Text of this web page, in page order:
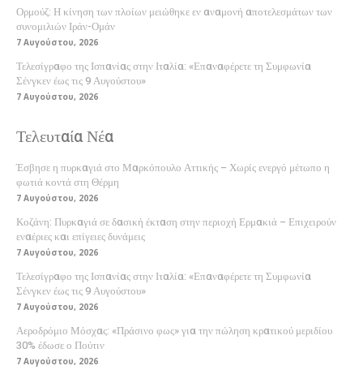
Ορμούζ: Η κίνηση των πλοίων μειώθηκε εν αναμονή αποτελεσμάτων των
συνομιλιών Ιράν-Ομάν
7 Αυγούστου, 2026
Τελεσίγραφο της Ισπανίας στην Ιταλία: «Επαναφέρετε τη Συμφωνία
Σένγκεν έως τις 9 Αυγούστου»
7 Αυγούστου, 2026
Τελευταία Νέα
Έσβησε η πυρκαγιά στο Μαρκόπουλο Αττικής – Χωρίς ενεργό μέτωπο η
φωτιά κοντά στη Θέρμη
7 Αυγούστου, 2026
Κοζάνη: Πυρκαγιά σε δασική έκταση στην περιοχή Ερμακιά – Επιχειρούν
εναέριες και επίγειες δυνάμεις
7 Αυγούστου, 2026
Τελεσίγραφο της Ισπανίας στην Ιταλία: «Επαναφέρετε τη Συμφωνία
Σένγκεν έως τις 9 Αυγούστου»
7 Αυγούστου, 2026
Αεροδρόμιο Μόσχας: «Πράσινο φως» για την πώληση κρατικού μεριδίου
30% έδωσε ο Πούτιν
7 Αυγούστου, 2026